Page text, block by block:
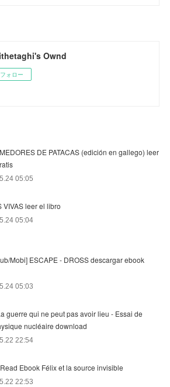
Ownd
フォロー
DE PATACAS (edición en gallego) leer
05:05
VIVAS leer el libro
05:04
Mobi] ESCAPE - DROSS descargar ebook
05:03
guerre qui ne peut pas avoir lieu - Essai de
nucléaire download
22:54
Ebook Félix et la source invisible
22:53